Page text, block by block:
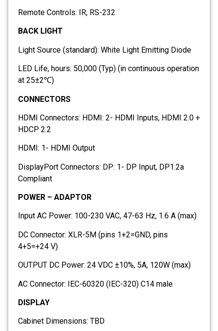
Remote Controls: IR, RS-232
BACK LIGHT
Light Source (standard): White Light Emitting Diode
LED Life, hours: 50,000 (Typ) (in continuous operation
at 25±2℃)
CONNECTORS
HDMI Connectors: HDMI: 2- HDMI Inputs, HDMI 2.0 +
HDCP 2.2
HDMI: 1- HDMI Output
DisplayPort Connectors: DP: 1- DP Input, DP1.2a
Compliant
POWER – ADAPTOR
Input AC Power: 100-230 VAC, 47-63 Hz, 1.6 A (max)
DC Connector: XLR-5M (pins 1+2=GND, pins
4+5=+24 V)
OUTPUT DC Power: 24 VDC ±10%, 5A, 120W (max)
AC Connector: IEC-60320 (IEC-320) C14 male
DISPLAY
Cabinet Dimensions: TBD